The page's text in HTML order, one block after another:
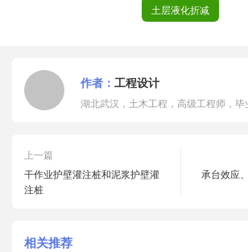
土层液化折减
作者： 工程设计
湖北武汉，土木工程，高级工程师，
上一篇
干作业护壁灌注桩和泥浆护壁灌
注桩
承台效应
相关推荐